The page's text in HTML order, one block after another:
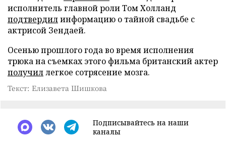
исполнитель главной роли Том Холланд
подтвердилинформацию о тайной свадьбе с
актрисой Зендаей.
Осенью прошлого года во время исполнения
трюка на съемках этого фильма британский актер
получиллегкое сотрясение мозга.
Текст: Елизавета Шишкова
Подписывайтесь на наши
каналы